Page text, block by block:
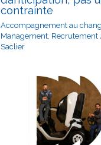
contrainte
Accompagnement au
Management, Recrutement
Saclier